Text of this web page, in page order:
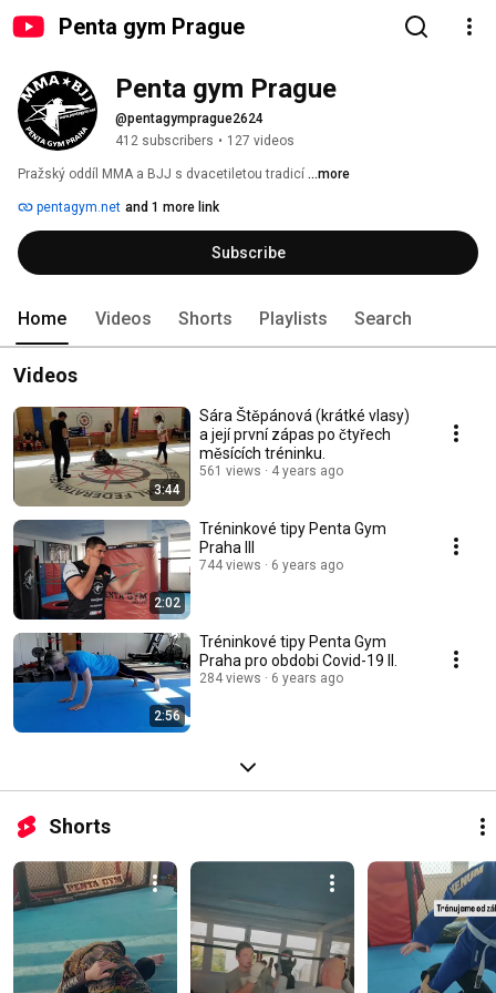
Penta gym Prague
Penta gym Prague
@pentagymprague2624
412 subscribers • 127 videos
Pražský oddíl MMA a BJJ s dvacetiletou tradicí ...more
pentagym.net and 1 more link
Subscribe
Home Videos Shorts Playlists Search
Videos
3:44
Sára Štěpánová (krátké vlasy)
a její první zápas po čtyřech
měsících tréninku.
561 views 4 years ago
2:02
Tréninkové tipy Penta Gym
Praha III
744 views 6 years ago
2:56
Tréninkové tipy Penta Gym
Praha pro obdobi Covid-19 ll.
284 views 6 years ago
Shorts